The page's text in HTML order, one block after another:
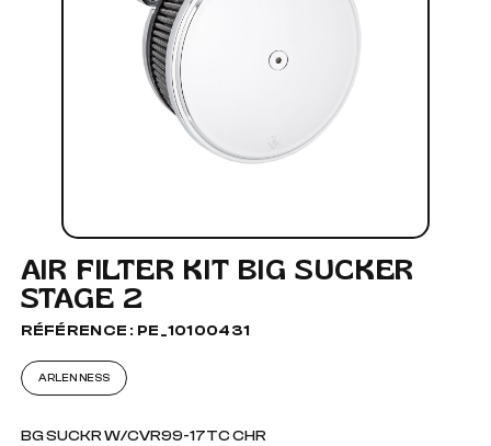
AIR FILTER KIT BIG SUCKER
STAGE 2
RÉFÉRENCE : PE_10100431
ARLEN NESS
BG SUCKR W/CVR99-17TC CHR